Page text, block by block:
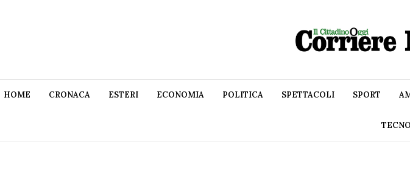
HOME CRONACA ESTERI ECONOMIA POLITICA SPETTACOLI SPORT